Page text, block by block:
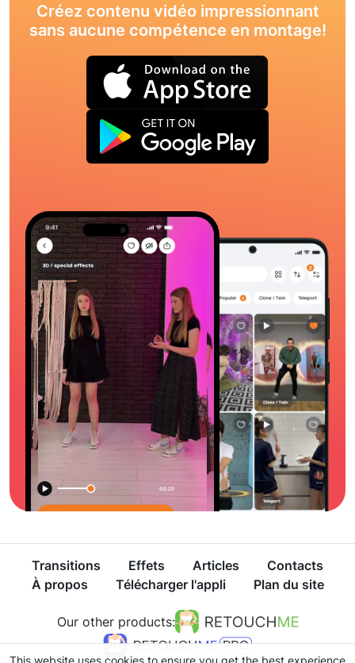
Créez contenu vidéo impressionnant
sans aucune compétence en montage!
Transitions Effets Articles
Contacts
À propos
Télécharger l'appli Plan du site
Our other products:
This website uses cookies to ensure you get the best experience